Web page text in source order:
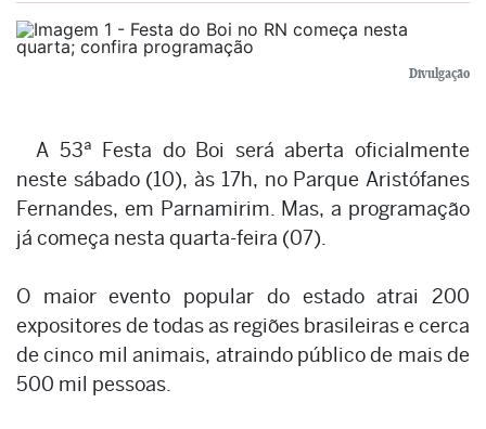
Divulgação
A 53ª Festa do Boi será aberta oficialmente
neste sábado (10), às 17h, no Parque Aristófanes
Fernandes, em Parnamirim. Mas, a programação
já começa nesta quarta-feira (07).
O maior evento popular do estado atrai 200
expositores de todas as regiões brasileiras e cerca
de cinco mil animais, atraindo público de mais de
500 mil pessoas.